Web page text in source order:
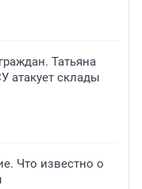
Татьяна
атакует склады
Что известно о